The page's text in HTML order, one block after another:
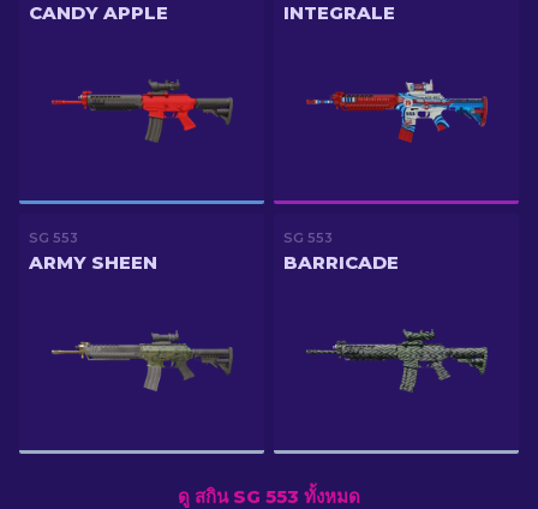
CANDY APPLE INTEGRALE
SG 553
ARMY SHEEN
SG 553
BARRICADE
ดู สกิน SG 553 ทั้งหมด